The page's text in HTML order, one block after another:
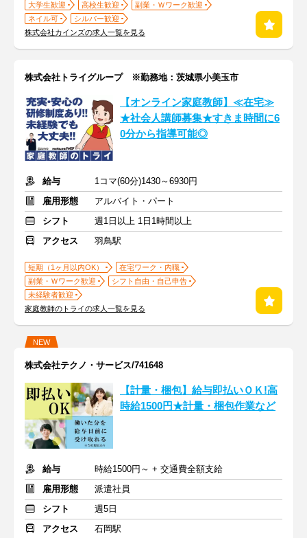
大学生歓迎 高校生歓迎
副業・Ｗワーク歓迎
ネイル可
シルバー歓迎
株式会社カインズの求人一覧を見る
株式会社トライグループ ※勤務地：茨城県小美玉市
【オンライン家庭教師】≪在宅≫
★社会人講師募集★すきま時間に6
0分から指導可能◎
給与
1コマ(60分)1430～6930円
雇用形態
アルバイト・パート
シフト
週1日以上 1日1時間以上
アクセス
羽鳥駅
短期（1ヶ月以内OK）
在宅ワーク・内職
副業・Ｗワーク歓迎
シフト自由・自己申告
未経験者歓迎
家庭教師のトライの求人一覧を見る
NEW
株式会社テクノ・サービス/741648
【計量・梱包】給与即払いＯＫ!高
時給1500円★計量・梱包作業など
給与
時給1500円～ + 交通費全額支給
雇用形態
派遣社員
シフト
週5日
アクセス
石岡駅